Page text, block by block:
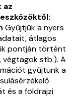
az
Gyűjtjük a nyers
átlagos
pontján történt
végtagok stb.). A
gyűjtünk a
és a földrajzi